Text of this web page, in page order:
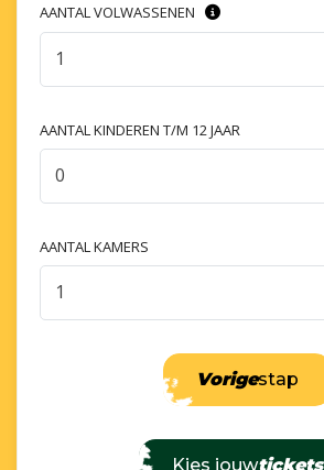
AANTAL VOLWASSENEN
1
AANTAL KINDEREN T/M 12 JAAR
0
AANTAL KAMERS
1
Vorigestap
Kies jouwtickets